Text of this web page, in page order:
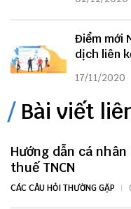
Điểm mới
dịch liên
17/11/2020
Bài viết
Hướng dẫn cá
thuế TNCN
CÁC CÂU HỎI THƯỜNG GẶP